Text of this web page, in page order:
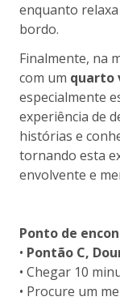
enquanto relaxa
bordo.
Finalmente, na
com um quarto
especialmente
experiência de
histórias e
tornando esta
envolvente e
Ponto de
• Pontão C,
• Chegar 10
• Procure um